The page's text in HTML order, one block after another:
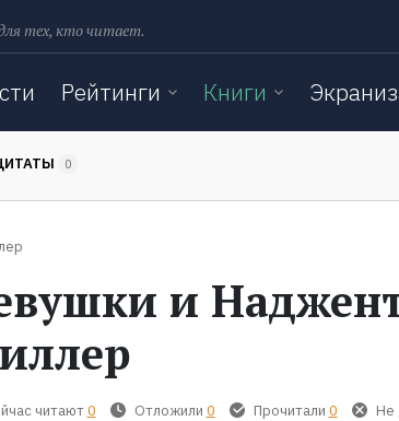
тех, кто читает.
Рейтинги Книги
0
и
читают 0 Отложили 0 Прочитали 0 Не